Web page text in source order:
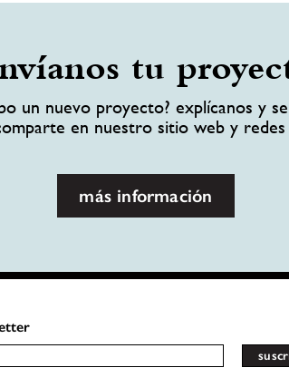
tu
un nuevo proyecto? explícanos y
en nuestro sitio web y redes
más información